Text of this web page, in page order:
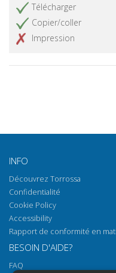
Télécharger
Copier/coller
Impression
INFO
Découvrez Torrossa
Confidentialité
Cookie Policy
Accessibility
Rapport de conformité en
BESOIN D'AIDE?
FAQ